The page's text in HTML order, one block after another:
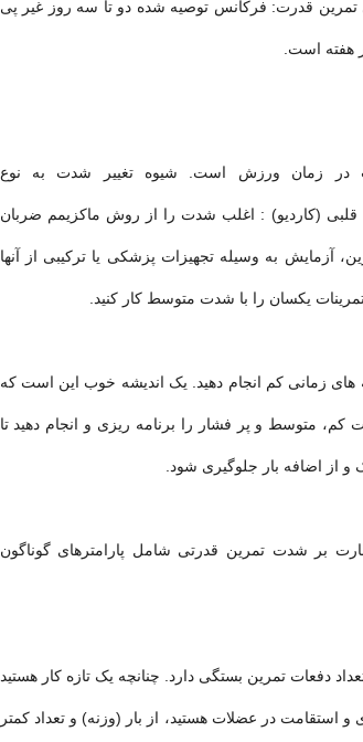
قدرت: فرکانس توصیه شده دو تا سه روز غیر پی
هفته است.
در زمان ورزش است. شیوه تغییر شدت به نوع
قلبی (کاردیو) : اغلب شدت را از روش ماکزیمم ضربان
آزمایش به وسیله تجهیزات پزشکی یا ترکیبی از آنها
یکسان را با شدت متوسط ​​کار کنید.
های زمانی کم انجام دهید. یک اندیشه خوب این است که
متوسط ​​و پر فشار را برنامه ریزی و انجام دهید تا
از اضافه بار جلوگیری شود.
بر شدت تمرین قدرتی شامل پارامترهای گوناگون
دفعات تمرین بستگی دارد. چنانچه یک تازه کار هستید
و استقامت در عضلات هستید، از بار (وزنه) و تعداد کمتر